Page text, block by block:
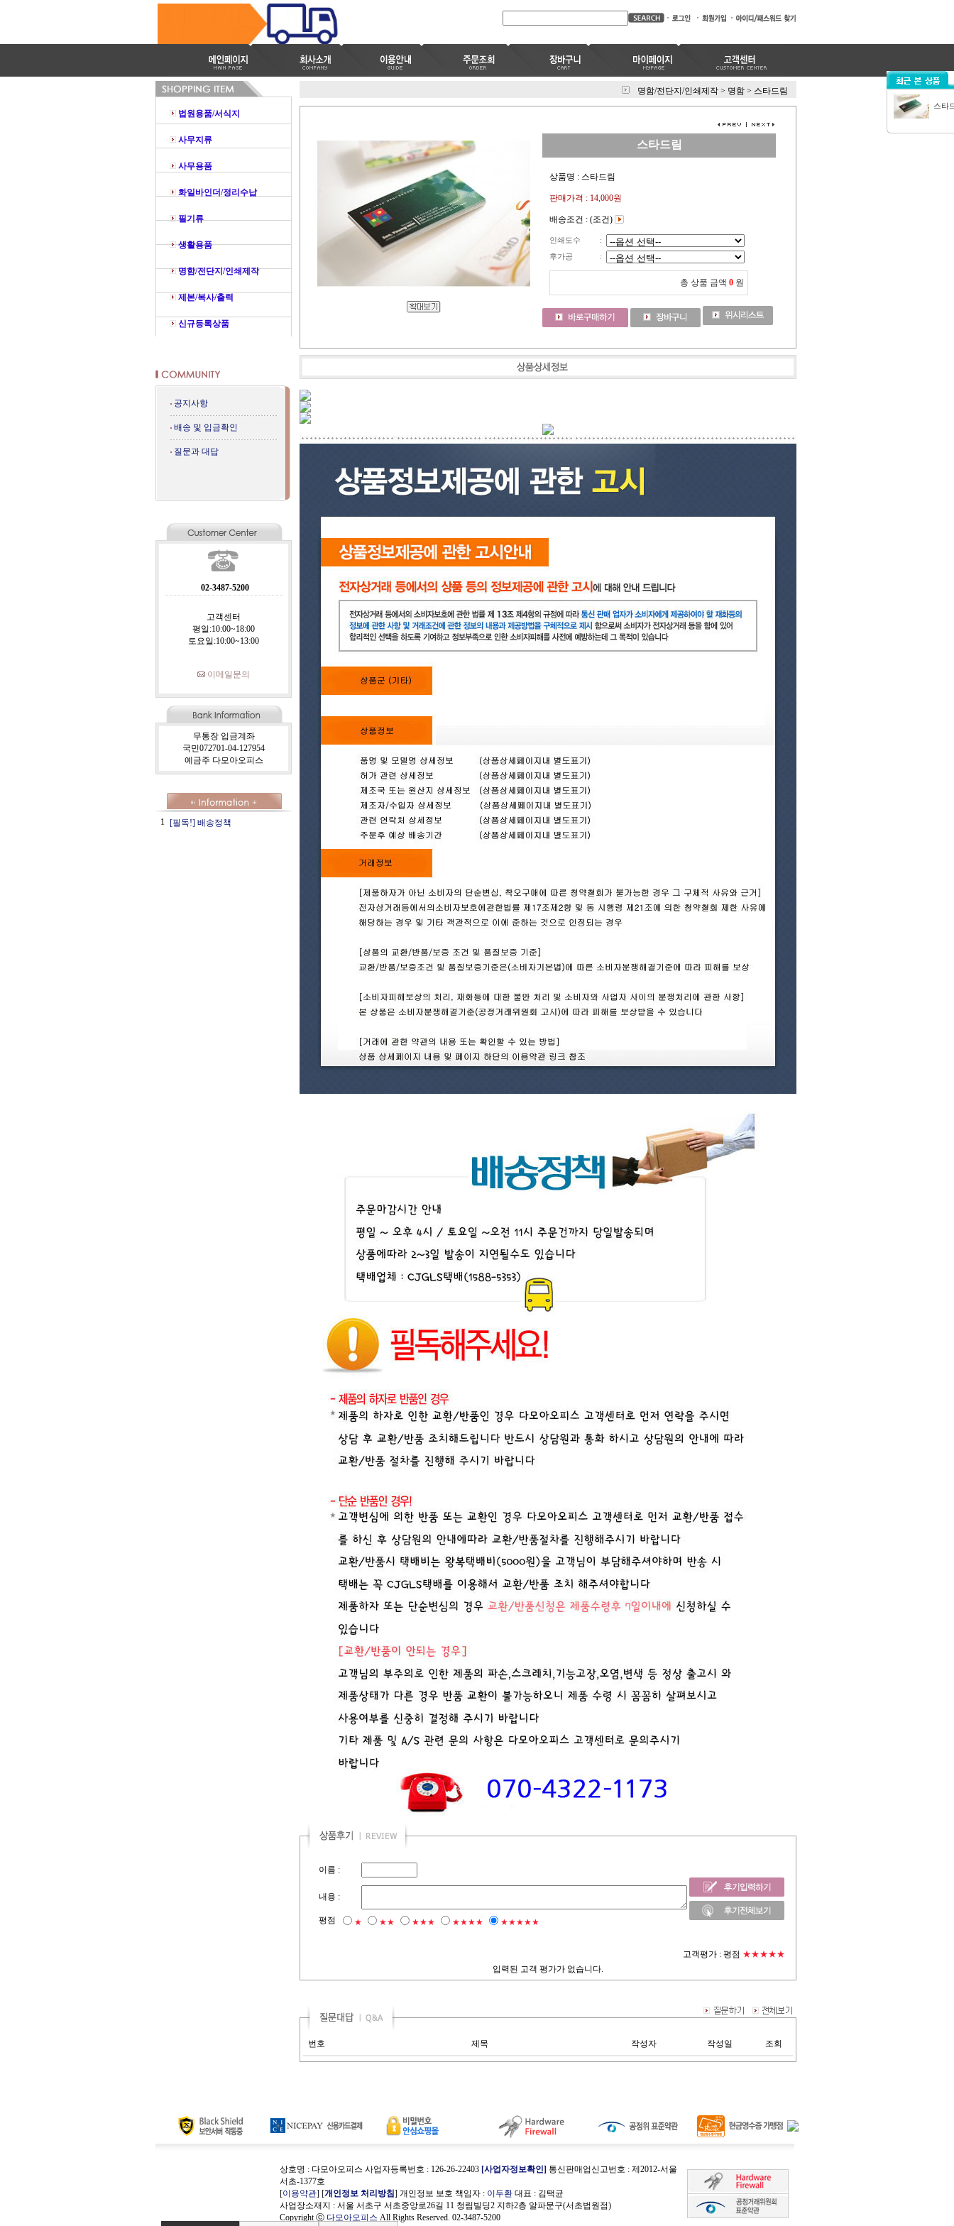
법원용품/서식지
사무지류
사무용품
화일바인더/정리수납
필기류
생활용품
명함/전단지/인쇄제작
제본/복사/출력
신규등록상품
공지사항
배송 및 입금확인
질문과 대답
02-3487-5200
고객센터
평일:10:00~18:00
토요일:10:00~13:00
이메일문의
무통장 입금계좌
국민072701-04-127954
예금주 다모아오피스
1 [필독!] 배송정책
명함/전단지/인쇄제작 > 명함 > 스타드림
스타드림
상품명 : 스타드림
판매가격 : 14,000원
배송조건 : (조건)
인쇄도수
:
후가공
:
총 상품 금액 0 원
이름 :
내용 :
평점 ★ ★★ ★★★ ★★★★ ★★★★★
고객평가 : 평점 ★★★★★
입력된 고객 평가가 없습니다.
번호 제목 작성자 작성일 조회
상호명 : 다모아오피스 사업자등록번호 : 126-26-22403 [사업자정보확인] 통신판매업신고번호 : 제2012-서울
서초-1377호
[이용약관] [개인정보 처리방침] 개인정보 보호 책임자 : 이두환 대표 : 김택균
사업장소재지 : 서울 서초구 서초중앙로26길 11 청림빌딩2 지하2층 알파문구(서초법원점)
Copyright ⓒ 다모아오피스 All Rights Reserved. 02-3487-5200
스타